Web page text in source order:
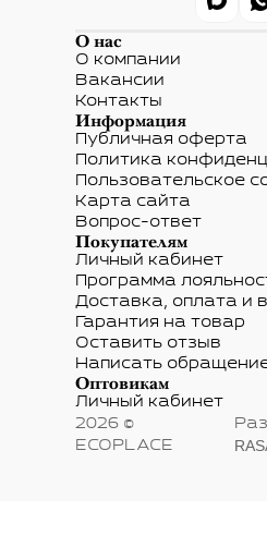
О нас
О компании
Вакансии
Контакты
Информация
Публичная оферта
Политика
Пользовательское
Карта сайта
Вопрос-ответ
Покупателям
Личный кабинет
Программа
Доставка, оплата и
Гарантия на товар
Оставить отзыв
Написать
Оптовикам
Личный кабинет
2026 ©
ECOPLACE